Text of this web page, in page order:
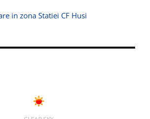
in zona Statiei CF Husi